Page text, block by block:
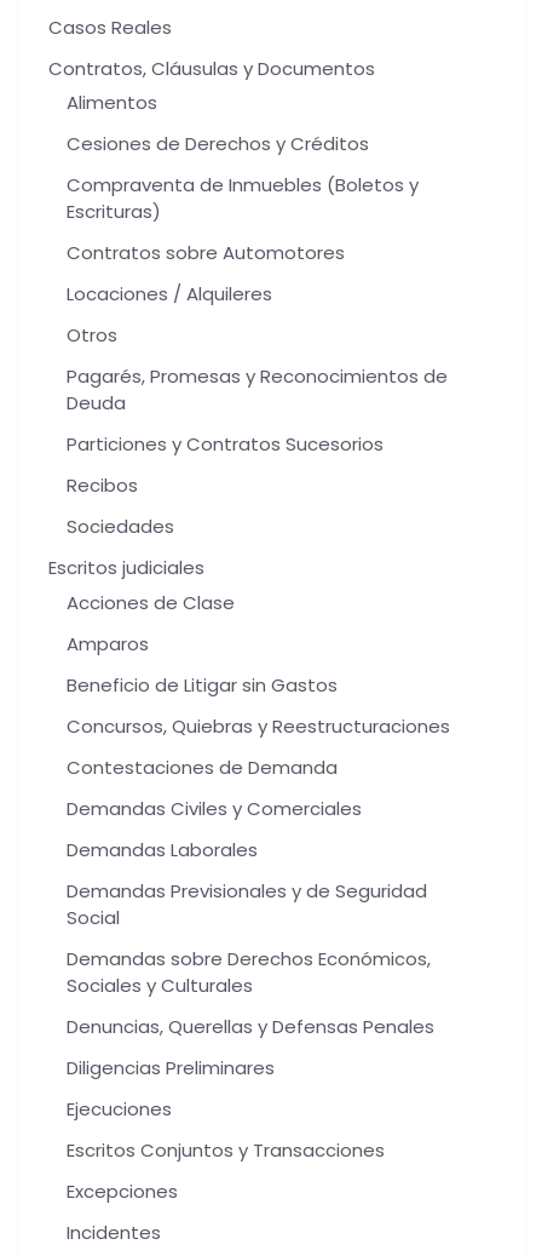
Casos Reales
Contratos, Cláusulas y Documentos
Alimentos
Cesiones de Derechos y Créditos
Compraventa de Inmuebles (Boletos y
Escrituras)
Contratos sobre Automotores
Locaciones / Alquileres
Otros
Pagarés, Promesas y Reconocimientos de
Deuda
Particiones y Contratos Sucesorios
Recibos
Sociedades
Escritos judiciales
Acciones de Clase
Amparos
Beneficio de Litigar sin Gastos
Concursos, Quiebras y Reestructuraciones
Contestaciones de Demanda
Demandas Civiles y Comerciales
Demandas Laborales
Demandas Previsionales y de Seguridad
Social
Demandas sobre Derechos Económicos,
Sociales y Culturales
Denuncias, Querellas y Defensas Penales
Diligencias Preliminares
Ejecuciones
Escritos Conjuntos y Transacciones
Excepciones
Incidentes